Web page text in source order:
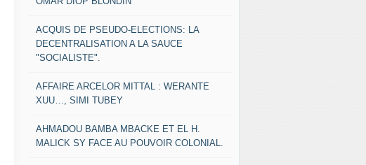
ACQUIS DE PSEUDO-ELECTIONS: LA
DECENTRALISATION A LA SAUCE
"SOCIALISTE".
AFFAIRE ARCELOR MITTAL : WERANTE
XUU…, SIMI TUBEY
AHMADOU BAMBA MBACKE ET EL H.
MALICK SY FACE AU POUVOIR COLONIAL.